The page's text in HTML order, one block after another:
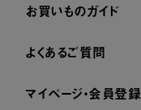
お買いものガイド
よくあるご質問
マイページ・会員登録